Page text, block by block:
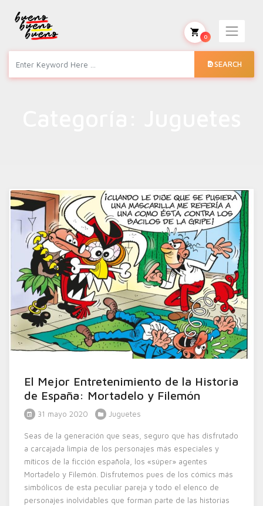
SEARCH
0
El Mejor Entretenimiento de la Historia
de España: Mortadelo y Filemón
31 mayo 2020 Juguetes
Seas de la generación que seas, seguro que has disfrutado
a carcajada limpia de los personajes más especiales y
míticos de la ficción española, los «súper» agentes
Mortadelo y Filemón. Disfrutemos pues de los cómics más
simbólicos de esta peculiar pareja y todo el elenco de
personajes inolvidables que forman parte de las historias